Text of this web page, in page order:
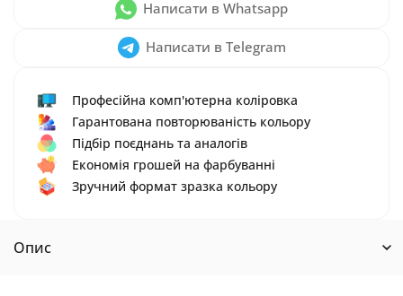
Написати в Whatsapp
Написати в Telegram
Професійна комп'ютерна коліровка
Гарантована повторюваність кольору
Підбір поєднань та аналогів
Економія грошей на фарбуванні
Зручний формат зразка кольору
Опис